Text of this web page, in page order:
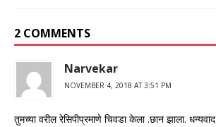
2 COMMENTS
Narvekar
NOVEMBER 4, 2018 AT 3:51 PM
तुमच्या वरील रेसिपीप्रमाणे चिवडा केला .छान झाला. धन्यवाद